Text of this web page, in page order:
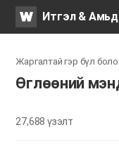
WATVИтгэл &
Жаргалтай гэр бүл
Өглөөний
27,688үзэлт